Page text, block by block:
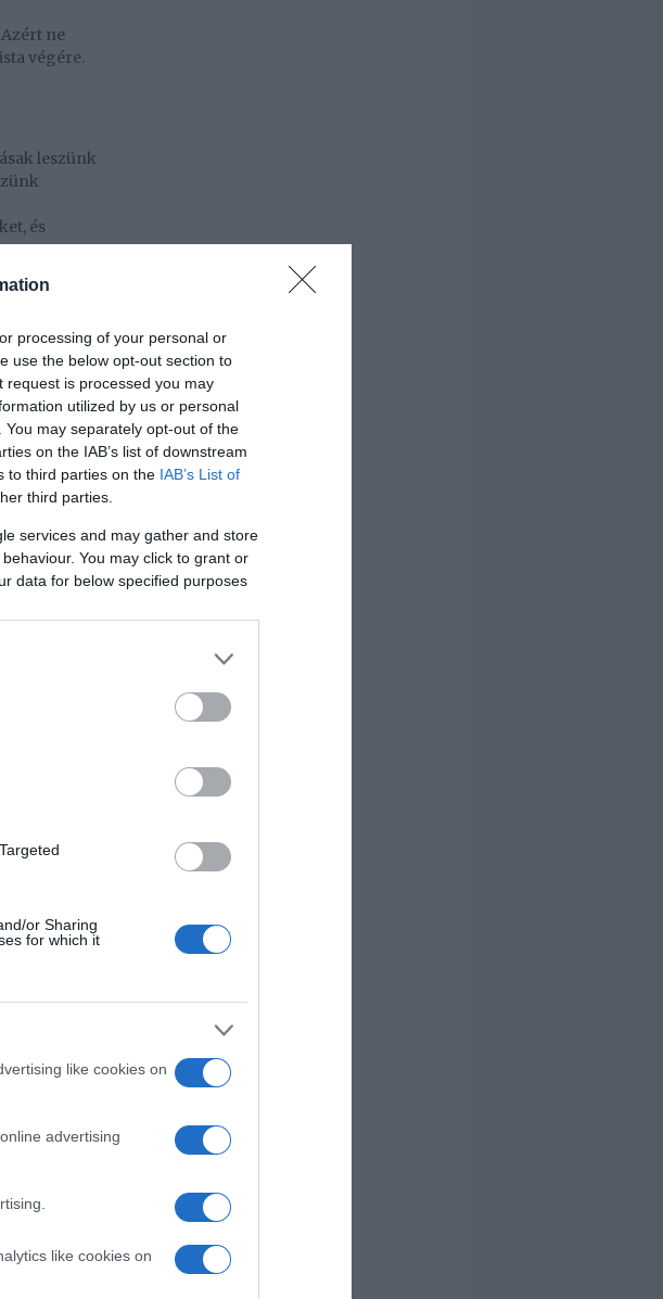
processing of your personal or
use the below opt-out section to
is processed you may
utilized by us or personal
may separately opt-out of the
on the IAB’s list of downstream
to third parties on the IAB’s List of
third parties.
services and may gather and store
You may click to grant or
data for below specified purposes
or Sharing
for which it
like cookies on
advertising
like cookies on
ne
végére.
leszünk
és
akár egy
ha
a fáradt
és
hat